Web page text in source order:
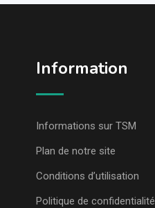
Information
Informations sur TSM
Plan de notre site
Conditions d’utilisation
Politique de confidentialité